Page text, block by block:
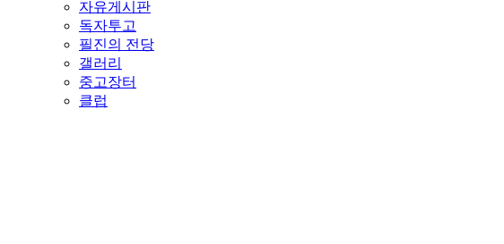
자유게시판
독자투고
필진의 전당
갤러리
중고장터
클럽